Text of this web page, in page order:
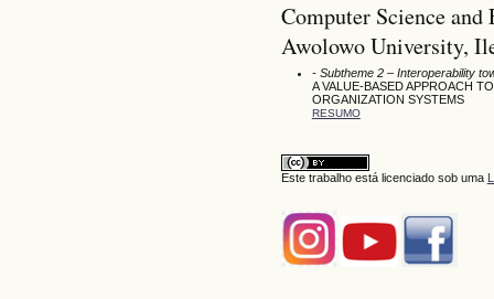
Computer Science
Awolowo University,
- Subtheme 2 – Interoperability
A VALUE-BASED APPROACH
ORGANIZATION SYSTEMS
RESUMO
Este trabalho está licenciado sob uma